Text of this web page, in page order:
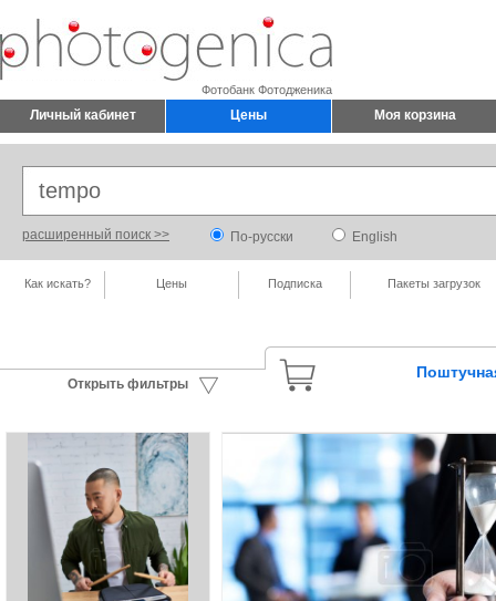
Фотобанк Фотодженика
Личный кабинет Цены Моя корзина
расширенный поиск >> По-русски English
Как искать? Цены Подписка Пакеты загрузок
Открыть фильтры